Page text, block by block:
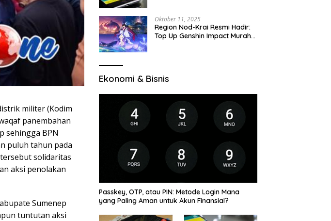
militer (Kodim
panembahan
sehingga BPN
puluh tahun pada
solidaritas
aksi penolakan
Sumenep
tuntutan aksi
Oktober 11, 2025
Region Nod-Krai Resmi Hadir:
Top Up Genshin Impact Murah
Ekonomi & Bisnis
Passkey, OTP, atau PIN: Metode Login Mana
yang Paling Aman untuk Akun Finansial?